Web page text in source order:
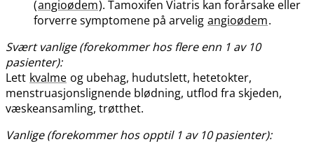
(angioødem). Tamoxifen Viatris kan forårsake eller
forverre symptomene på arvelig angioødem.
Svært vanlige (forekommer hos flere enn 1 av 10
pasienter):
Lett kvalme og ubehag, hudutslett, hetetokter,
menstruasjonslignende blødning, utflod fra skjeden,
væskeansamling, trøtthet.
Vanlige (forekommer hos opptil 1 av 10 pasienter):